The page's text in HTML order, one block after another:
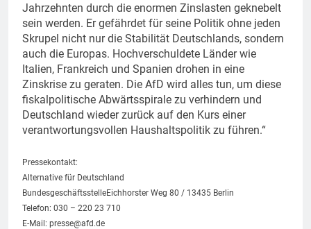
Jahrzehnten durch die enormen Zinslasten geknebelt
sein werden. Er gefährdet für seine Politik ohne jeden
Skrupel nicht nur die Stabilität Deutschlands, sondern
auch die Europas. Hochverschuldete Länder wie
Italien, Frankreich und Spanien drohen in eine
Zinskrise zu geraten. Die AfD wird alles tun, um diese
fiskalpolitische Abwärtsspirale zu verhindern und
Deutschland wieder zurück auf den Kurs einer
verantwortungsvollen Haushaltspolitik zu führen.“
Pressekontakt:
Alternative für Deutschland
BundesgeschäftsstelleEichhorster Weg 80 / 13435 Berlin
Telefon: 030 – 220 23 710
E-Mail: presse@afd.de